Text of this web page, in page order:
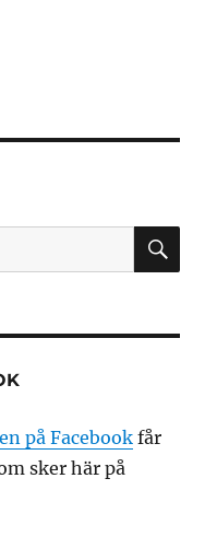
på Facebookfår
sker här på